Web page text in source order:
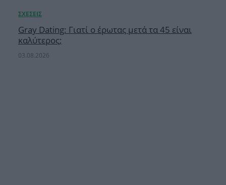
Gray Dating: Γιατί ο έρωτας μετά τα 45 είναι
καλύτερος;
03.08.2026